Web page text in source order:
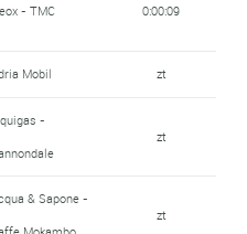
- TMC 0:00:09
Mobil zt
-
zt
& Sapone -
Mokambo
zt